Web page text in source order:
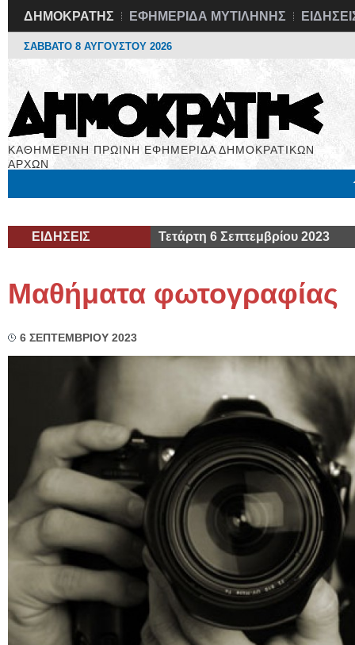
ΔΗΜΟΚΡΑΤΗΣ ΕΦΗΜΕΡΙΔΑ ΜΥΤΙΛΗΝΗΣ
ΣΑΒΒΑΤΟ 8 ΑΥΓΟΥΣΤΟΥ 2026
ΚΑΘΗΜΕΡΙΝΗ ΠΡΩΙΝΗ ΕΦΗΜΕΡΙΔΑ ΔΗΜΟΚΡΑΤΙΚΩΝ
ΑΡΧΩΝ
ΕΙΔΗΣΕΙΣ Τετάρτη 6 Σεπτεμβρίου 2023
Μαθήματα φωτογραφίας
6 ΣΕΠΤΕΜΒΡΙΟΥ 2023